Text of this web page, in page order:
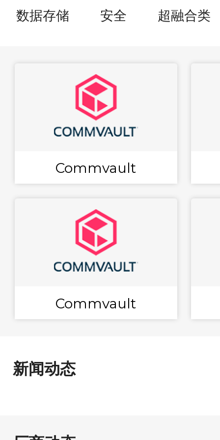
数据存储 安全 超融合类
Commvault
Commvault
新闻动态